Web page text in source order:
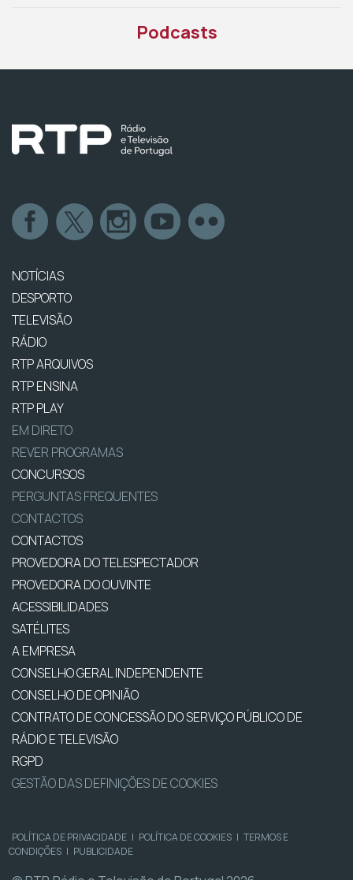
Podcasts
NOTÍCIAS
DESPORTO
TELEVISÃO
RÁDIO
RTP ARQUIVOS
RTP ENSINA
RTP PLAY
EM DIRETO
REVER PROGRAMAS
CONCURSOS
PERGUNTAS FREQUENTES
CONTACTOS
CONTACTOS
PROVEDORA DO TELESPECTADOR
PROVEDORA DO OUVINTE
ACESSIBILIDADES
SATÉLITES
A EMPRESA
CONSELHO GERAL INDEPENDENTE
CONSELHO DE OPINIÃO
CONTRATO DE CONCESSÃO DO SERVIÇO PÚBLICO DE
RÁDIO E TELEVISÃO
RGPD
GESTÃO DAS DEFINIÇÕES DE COOKIES
POLÍTICA DE PRIVACIDADE | POLÍTICA DE COOKIES | TERMOS E
CONDIÇÕES | PUBLICIDADE